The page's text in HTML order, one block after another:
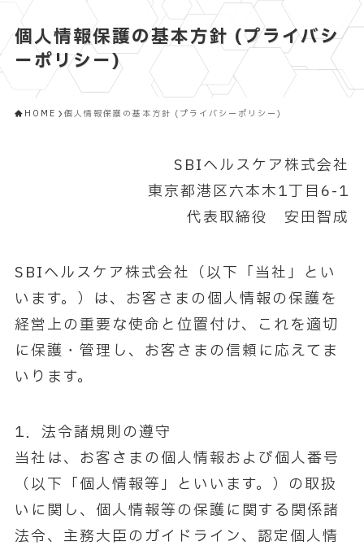
個人情報保護の基本方針 (プライバシ
ーポリシー)
HOME 個人情報保護の基本方針 (プライバシーポリシー)
SBIヘルスケア株式会社
東京都港区六本木1丁目6-1
代表取締役 安田智成
SBIヘルスケア株式会社（以下「当社」とい
います。）は、お客さまの個人情報の保護を
経営上の重要な使命と位置付け、これを適切
に保護・管理し、お客さまの信頼に応えてま
いります。
1．法令諸規則の遵守
当社は、お客さまの個人情報および個人番号
（以下「個人情報等」といいます。）の取扱
いに関し、個人情報等の保護に関する関係諸
法令、主務大臣のガイドライン、認定個人情